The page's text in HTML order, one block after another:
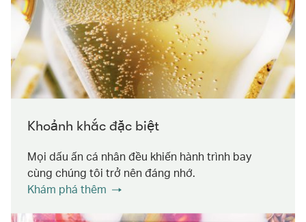
Khoảnh khắc đặc biệt
Mọi dấu ấn cá nhân đều khiến hành trình bay
cùng chúng tôi trở nên đáng nhớ.
Khám phá thêm